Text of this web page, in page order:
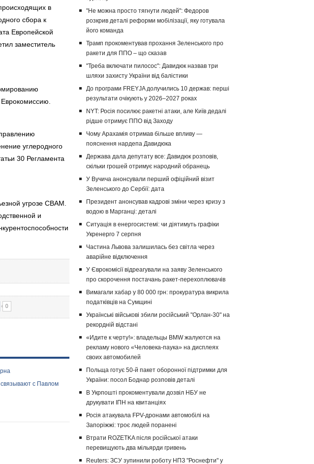
в
сбора к
Европейской
заместитель
Еврокомиссию.
углеродного
30 Регламента
угрозе CBAM.
и
0
с Павлом
"Не можна просто тягнути людей": Федоров
розкрив деталі реформи мобілізації, яку готувала
його команда
Трамп прокоментував прохання Зеленського про
ракети для ППО – що сказав
"Треба включати пилосос": Давидюк назвав три
шляхи захисту України від балістики
До програми FREYJA долучились 10 держав: перші
результати очікують у 2026–2027 роках
NYT: Росія посилює ракетні атаки, але Київ дедалі
рідше отримує ППО від Заходу
Чому Арахамія отримав більше впливу —
пояснення нардепа Давидюка
Держава дала депутату все: Давидюк розповів,
скільки грошей отримує народний обранець
У Вучича анонсували перший офіційний візит
Зеленського до Сербії: дата
Президент анонсував кадрові зміни через кризу з
водою в Марганці: деталі
Ситуація в енергосистемі: чи діятимуть графіки
Укренерго 7 серпня
Частина Львова залишилась без світла через
аварійне відключення
У Єврокомісії відреагували на заяву Зеленського
про скорочення постачань ракет-перехоплювачів
Вимагали хабар у 80 000 грн: прокуратура викрила
податківців на Сумщині
Українські військові збили російський "Орлан-30" на
рекордній відстані
«Идите к черту!»: владельцы BMW жалуются на
рекламу нового «Человека-паука» на дисплеях
своих автомобилей
Польща готує 50-й пакет оборонної підтримки для
України: посол Боднар розповів деталі
В Укрпошті прокоментували дозвіл НБУ не
друкувати ІПН на квитанціях
Росія атакувала FPV-дронами автомобілі на
Запоріжжі: троє людей поранені
Втрати ROZETKA після російської атаки
перевищують два мільярди гривень
Reuters: ЗСУ зупинили роботу НПЗ "Роснефти" у